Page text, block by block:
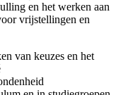
en het werken aan
vrijstellingen en
van keuzes en het